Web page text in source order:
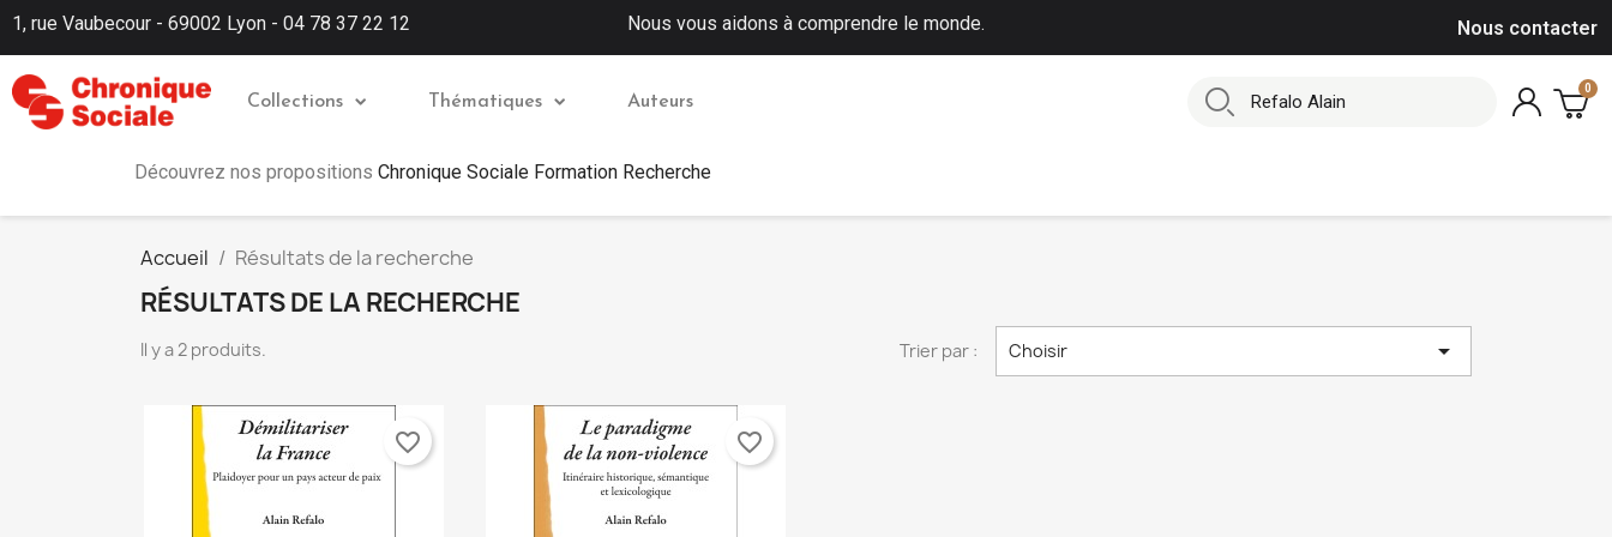
1, rue Vaubecour - 69002 Lyon - 04 78 37 22 12 Nous vous aidons à comprendre le monde. Nous contacter
Collections Thématiques Auteurs
Découvrez nos propositions Chronique Sociale Formation Recherche
Accueil Résultats de la recherche
RÉSULTATS DE LA RECHERCHE
Il y a 2 produits. Trier par : Choisir 
favorite_border favorite_border